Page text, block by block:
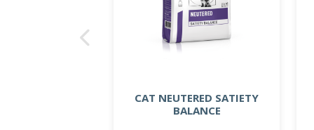
CAT NEUTERED SATIETY
BALANCE